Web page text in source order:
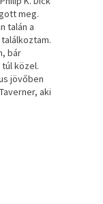
meg.
talán a
bár
közel.
jövőben
aki